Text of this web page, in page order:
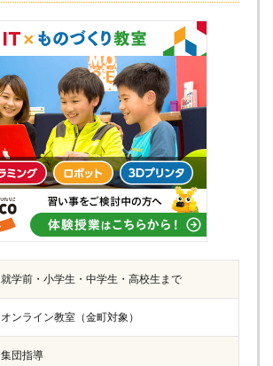
就学前・小学生・中学生・高校生まで
オンライン教室（金町対象）
集団指導